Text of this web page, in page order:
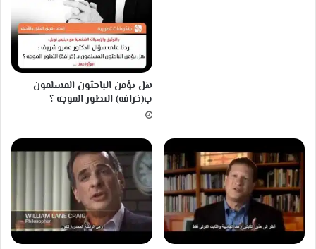
هل يؤمن الباحثون المسلمون
ب(خرافة) التطور الموجه ؟